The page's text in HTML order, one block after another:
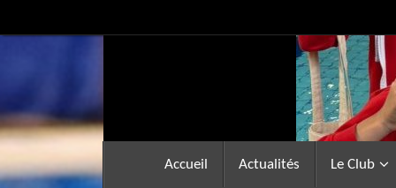
contenu
Accueil Actualités Le Club